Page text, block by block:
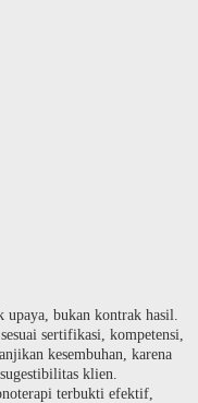
bukan kontrak hasil.
sertifikasi, kompetensi,
kesembuhan, karena
klien.
terbukti efektif,